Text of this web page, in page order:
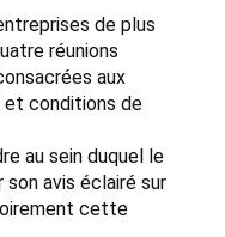
de plus
réunions
aux
et conditions de
au sein duquel le
avis éclairé sur
cette